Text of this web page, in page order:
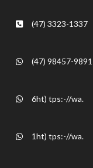
(47) 3323-1337
(47) 98457-9891
6ht) tps:-//wa.
1ht) tps:-//wa.